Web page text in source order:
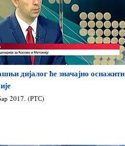
дијалог ће значајно оснажити
2017. (РТС)